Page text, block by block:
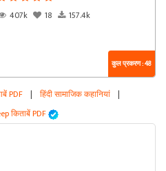
407k
18 157.4k
कुल प्रकरण : 48
PDF | हिंदी सामाजिक कहानियां |
किताबें PDF